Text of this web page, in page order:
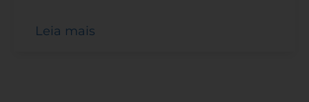
Leia mais